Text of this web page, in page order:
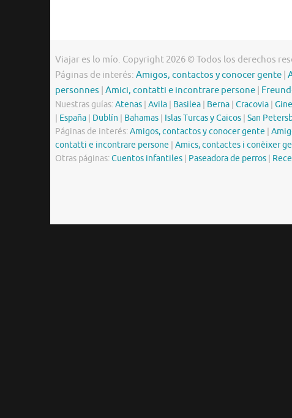
Viajar es lo mío. Copyright 2026 © Todos los derechos
Páginas de interés: Amigos, contactos y conocer gente
personnes Amici, contatti e incontrare persone
Nuestras guías:Atenas Avila Basilea Berna Cracovia
España Dublín Bahamas Islas Turcas y Caicos San
Páginas de interés:Amigos, contactos y conocer gente
contatti e incontrare persone
Amics, contactes i conèixer
Otras páginas:Cuentos infantiles Paseadora de perros